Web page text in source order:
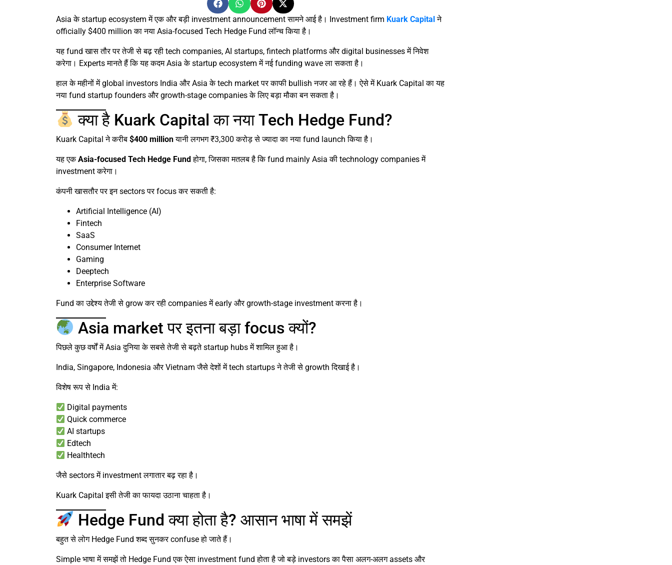
Asia के startup ecosystem में एक और बड़ी investment announcement सामने आई है। Investment firm Kuark Capital ने
officially $400 million का नया Asia-focused Tech Hedge Fund लॉन्च किया है।
यह fund खास तौर पर तेजी से बढ़ रही tech companies, AI startups, fintech platforms और digital businesses में निवेश
करेगा। Experts मानते हैं कि यह कदम Asia के startup ecosystem में नई funding wave ला सकता है।
हाल के महीनों में global investors India और Asia के tech market पर काफी bullish नजर आ रहे हैं। ऐसे में Kuark Capital का यह
नया fund startup founders और growth-stage companies के लिए बड़ा मौका बन सकता है।
क्या है Kuark Capital का नया Tech Hedge Fund?
Kuark Capital ने करीब $400 millionयानी लगभग ₹3,300 करोड़ से ज्यादा का नया fund launch किया है।
यह एकAsia-focused Tech Hedge Fund होगा, जिसका मतलब है कि fund mainly Asia की technology companies में
investment करेगा।
कंपनी खासतौर पर इन sectors पर focus कर सकती है:
Artificial Intelligence (AI)
Fintech
SaaS
Consumer Internet
Gaming
Deeptech
Enterprise Software
Fund का उद्देश्य तेजी से grow कर रही companies में early और growth-stage investment करना है।
Asia market पर इतना बड़ा focus क्यों?
पिछले कुछ वर्षों में Asia दुनिया के सबसे तेजी से बढ़ते startup hubs में शामिल हुआ है।
India, Singapore, Indonesia और Vietnam जैसे देशों में tech startups ने तेजी से growth दिखाई है।
विशेष रूप से India में:
Digital payments
Quick commerce
AI startups
Edtech
Healthtech
जैसे sectors में investment लगातार बढ़ रहा है।
Kuark Capital इसी तेजी का फायदा उठाना चाहता है।
Hedge Fund क्या होता है? आसान भाषा में समझें
बहुत से लोग Hedge Fund शब्द सुनकर confuse हो जाते हैं।
Simple भाषा में समझें तो Hedge Fund एक ऐसा investment fund होता है जो बड़े investors का पैसा अलग-अलग assets और